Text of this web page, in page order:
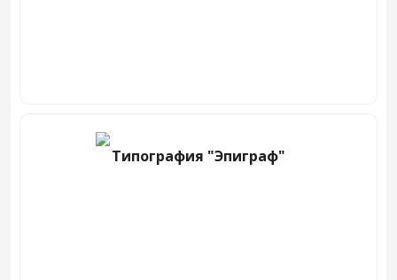
Типография "Эпиграф"